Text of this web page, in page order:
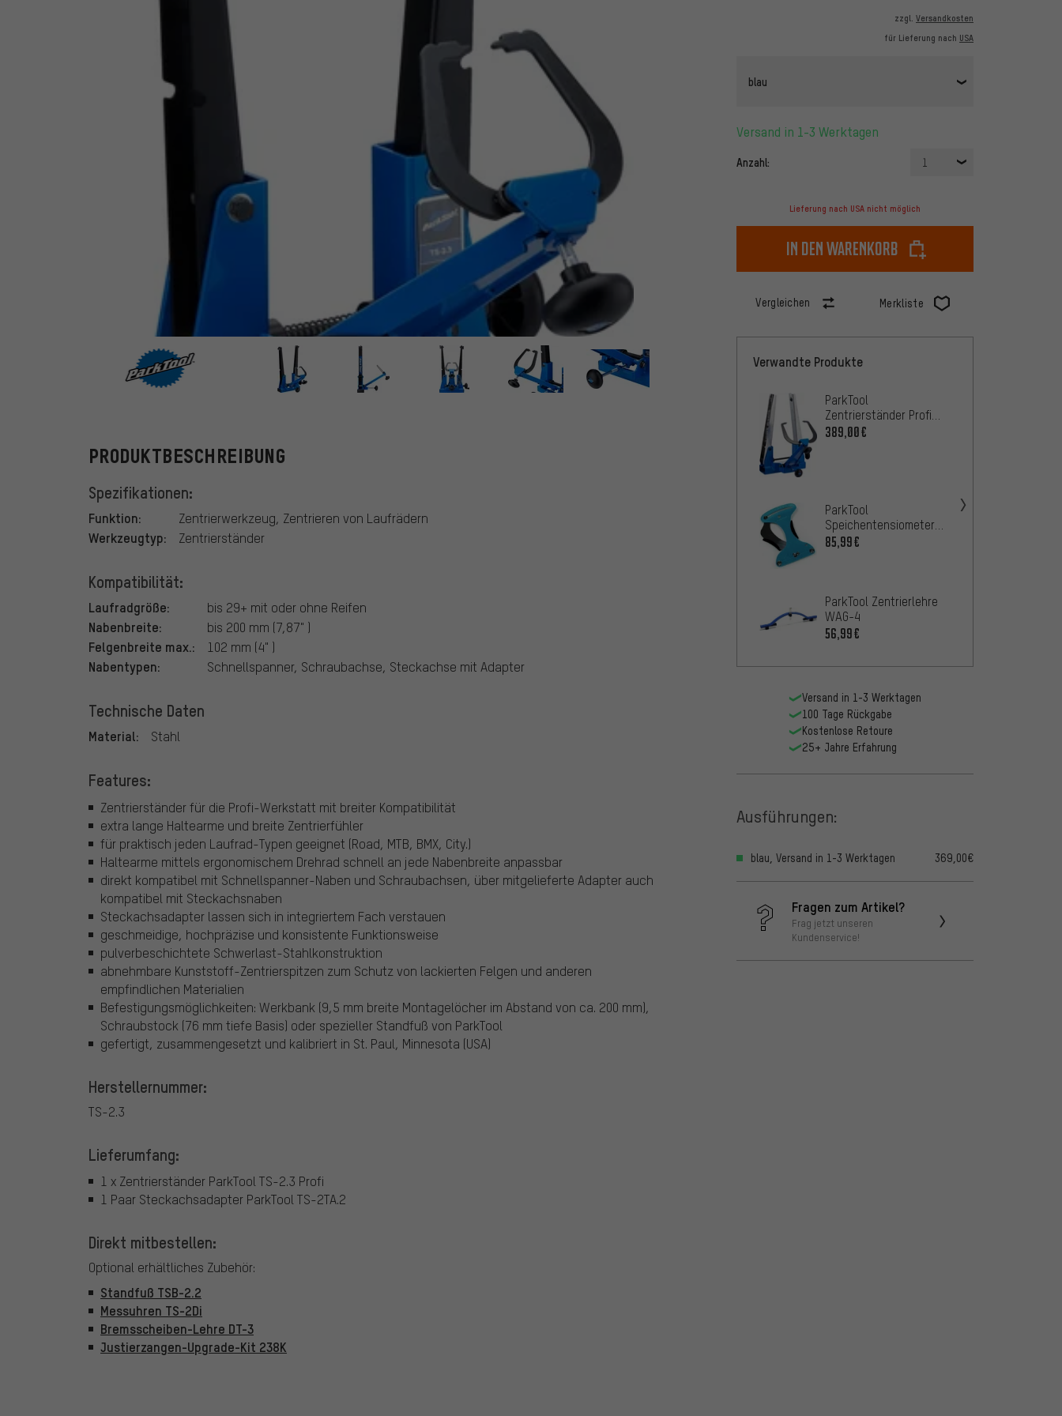
zzgl. Versandkosten
für Lieferung nach USA
blau
Versand in 1-3 Werktagen
Anzahl: 1
Lieferung nach USA nicht möglich
In den Warenkorb
Vergleichen Merkliste
ParkTool
PRODUKTBESCHREIBUNG
Spezifikationen:
Funktion: Zentrierwerkzeug, Zentrieren von Laufrädern
Werkzeugtyp: Zentrierständer
Kompatibilität:
Laufradgröße: bis 29+ mit oder ohne Reifen
Nabenbreite: bis 200 mm (7,87" )
Felgenbreite max.: 102 mm (4" )
Nabentypen: Schnellspanner, Schraubachse, Steckachse mit Adapter
Technische Daten
Material: Stahl
Features:
Zentrierständer für die Profi-Werkstatt mit breiter Kompatibilität
extra lange Haltearme und breite Zentrierfühler
für praktisch jeden Laufrad-Typen geeignet (Road, MTB, BMX, City.)
Haltearme mittels ergonomischem Drehrad schnell an jede Nabenbreite anpassbar
direkt kompatibel mit Schnellspanner-Naben und Schraubachsen, über mitgelieferte Adapter auch
kompatibel mit Steckachsnaben
Steckachsadapter lassen sich in integriertem Fach verstauen
geschmeidige, hochpräzise und konsistente Funktionsweise
pulverbeschichtete Schwerlast-Stahlkonstruktion
abnehmbare Kunststoff-Zentrierspitzen zum Schutz von lackierten Felgen und anderen
empfindlichen Materialien
Befestigungsmöglichkeiten: Werkbank (9,5 mm breite Montagelöcher im Abstand von ca. 200 mm),
Schraubstock (76 mm tiefe Basis) oder spezieller Standfuß von ParkTool
gefertigt, zusammengesetzt und kalibriert in St. Paul, Minnesota (USA)
Herstellernummer:
TS-2.3
Lieferumfang:
1 x Zentrierständer ParkTool TS-2.3 Profi
1 Paar Steckachsadapter ParkTool TS-2TA.2
Direkt mitbestellen:
Optional erhältliches Zubehör:
Standfuß TSB-2.2
Messuhren TS-2Di
Bremsscheiben-Lehre DT-3
Justierzangen-Upgrade-Kit 238K
Verwandte Produkte
ParkTool
Zentrierständer Profi
TS-4.2
389,00€
ParkTool
Speichentensiometer
TM-1
85,99€
ParkTool Zentrierlehre
WAG-4
56,99€
Versand in 1-3 Werktagen
100 Tage Rückgabe
Kostenlose Retoure
25+ Jahre Erfahrung
Ausführungen:
blau, Versand in 1-3 Werktagen 369,00€
Fragen zum Artikel?
Frag jetzt unseren
Kundenservice!